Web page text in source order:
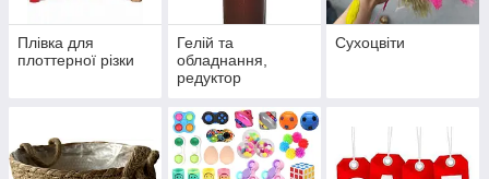
Плівка для
плоттерної різки
Гелій та
обладнання,
редуктор
Сухоцвіти